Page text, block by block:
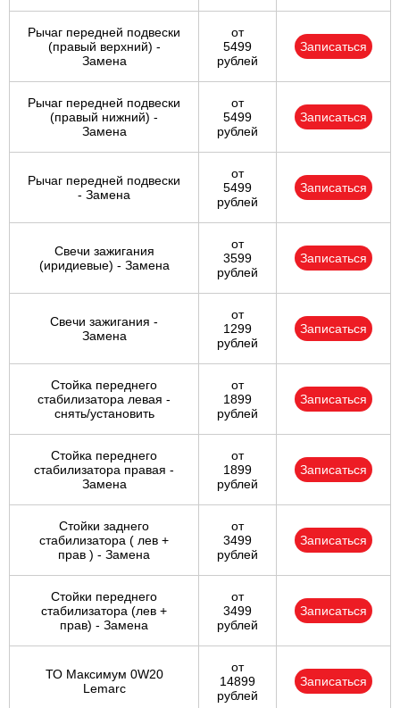
Рычаг передней подвески
(правый верхний) -
Замена
от
5499
рублей
Записаться
Рычаг передней подвески
(правый нижний) -
Замена
от
5499
рублей
Записаться
Рычаг передней подвески
- Замена
от
5499
рублей
Записаться
Свечи зажигания
(иридиевые) - Замена
от
3599
рублей
Записаться
Свечи зажигания -
Замена
от
1299
рублей
Записаться
Стойка переднего
стабилизатора левая -
снять/установить
от
1899
рублей
Записаться
Стойка переднего
стабилизатора правая -
Замена
от
1899
рублей
Записаться
Стойки заднего
стабилизатора ( лев +
прав ) - Замена
от
3499
рублей
Записаться
Стойки переднего
стабилизатора (лев +
прав) - Замена
от
3499
рублей
Записаться
ТО Максимум 0W20
Lemarc
от
14899
рублей
Записаться